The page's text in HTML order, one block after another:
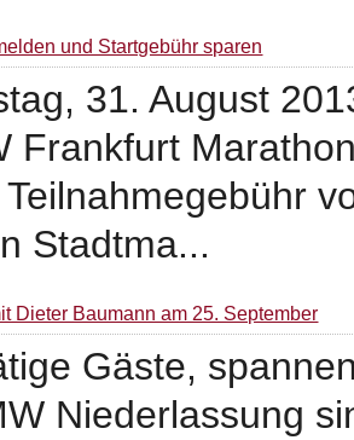
und Startgebühr sparen
31. August
Frankfurt
Stadtma...
Dieter Baumann am 25. September
Gäste,
Niederlassung